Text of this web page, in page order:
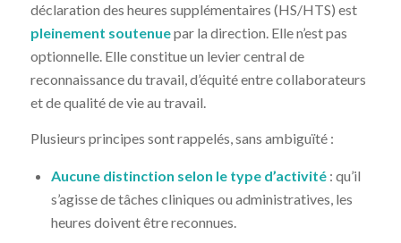
déclaration des heures supplémentaires (HS/HTS) est
pleinement soutenuepar la direction. Elle n’est pas
optionnelle. Elle constitue un levier central de
reconnaissance du travail, d’équité entre collaborateurs
et de qualité de vie au travail.
Plusieurs principes sont rappelés, sans ambiguïté :
Aucune distinction selon le type d’activité: qu’il
s’agisse de tâches cliniques ou administratives, les
heures doivent être reconnues.